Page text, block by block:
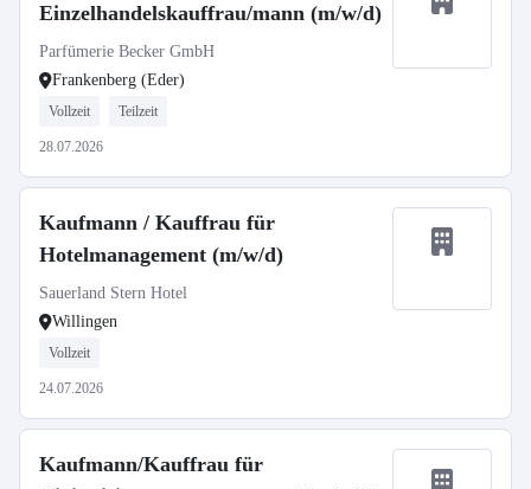
Einzelhandelskauffrau/mann (m/w/d)
Parfümerie Becker GmbH
Frankenberg (Eder)
Vollzeit Teilzeit
28.07.2026
Kaufmann / Kauffrau für
Hotelmanagement (m/w/d)
Sauerland Stern Hotel
Willingen
Vollzeit
24.07.2026
Kaufmann/Kauffrau für